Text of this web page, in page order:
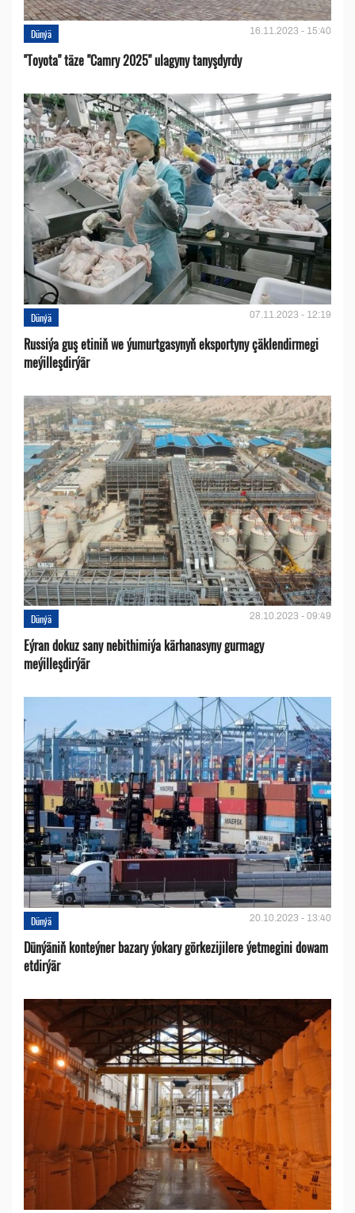
Dünýä 16.11.2023 - 15:40
''Toyota" täze "Camry 2025" ulagyny tanyşdyrdy
Dünýä 07.11.2023 - 12:19
Russiýa guş etiniň we ýumurtgasynyň eksportyny çäklendirmegi
meýilleşdirýär
Dünýä 28.10.2023 - 09:49
Eýran dokuz sany nebithimiýa kärhanasyny gurmagy
meýilleşdirýär
Dünýä 20.10.2023 - 13:40
Dünýäniň konteýner bazary ýokary görkezijilere ýetmegini dowam
etdirýär